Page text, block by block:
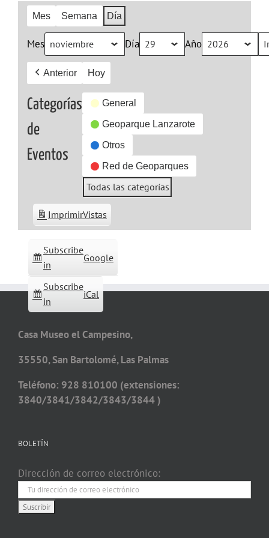
Mes Semana Día
Mes Día Año
Anterior Hoy
Categorías
de
Eventos
General
Geoparque Lanzarote
Otros
Red de Geoparques
Todas las categorías
Subscribe
in
Google
Subscribe
in
iCal
ImprimirVistas
Casa Museo el Campesino,
35550, San Bartolomé, Las Palmas
Teléfono: 928 810100 (extensiones:
3840/3841/3842/3843/3844 )
BOLETÍN
Dirección de correo electrónico: